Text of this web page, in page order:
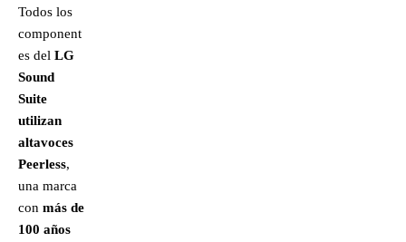
Todos los
component
es del LG
Sound
Suite
utilizan
altavoces
Peerless,
una marca
con más de
100 años